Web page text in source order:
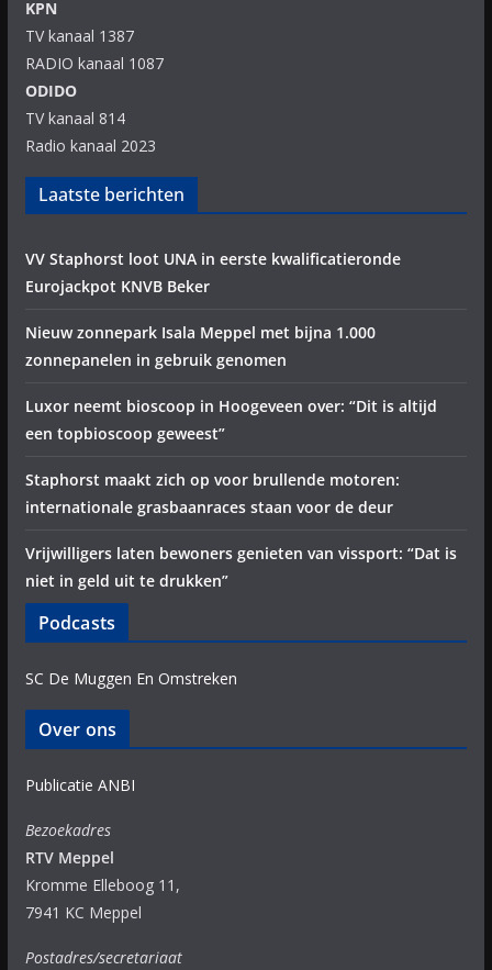
KPN
TV kanaal 1387
RADIO kanaal 1087
ODIDO
TV kanaal 814
Radio kanaal 2023
Laatste berichten
VV Staphorst loot UNA in eerste kwalificatieronde
Eurojackpot KNVB Beker
Nieuw zonnepark Isala Meppel met bijna 1.000
zonnepanelen in gebruik genomen
Luxor neemt bioscoop in Hoogeveen over: “Dit is altijd
een topbioscoop geweest”
Staphorst maakt zich op voor brullende motoren:
internationale grasbaanraces staan voor de deur
Vrijwilligers laten bewoners genieten van vissport: “Dat is
niet in geld uit te drukken”
Podcasts
SC De Muggen En Omstreken
Over ons
Publicatie ANBI
Bezoekadres
RTV Meppel
Kromme Elleboog 11,
7941 KC Meppel
Postadres/secretariaat